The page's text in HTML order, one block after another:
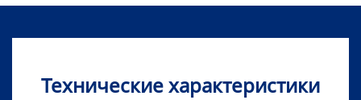
Технические характеристики